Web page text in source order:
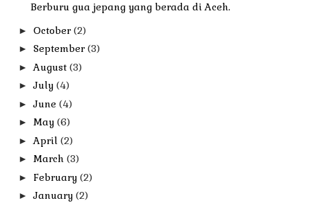
Berburu gua jepang yang berada di Aceh.
► October(2)
► September(3)
► August (3)
►July (4)
►June (4)
► May (6)
► April (2)
► March (3)
► February (2)
►January (2)